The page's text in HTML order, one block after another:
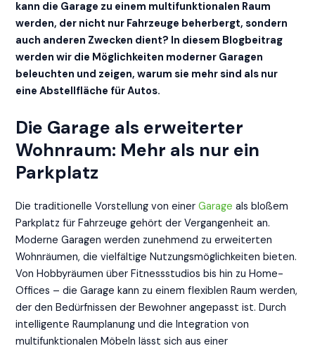
kann die Garage zu einem multifunktionalen Raum
werden, der nicht nur Fahrzeuge beherbergt, sondern
auch anderen Zwecken dient? In diesem Blogbeitrag
werden wir die Möglichkeiten moderner Garagen
beleuchten und zeigen, warum sie mehr sind als nur
eine Abstellfläche für Autos.
Die Garage als erweiterter
Wohnraum: Mehr als nur ein
Parkplatz
Die traditionelle Vorstellung von einerGarage als bloßem
Parkplatz für Fahrzeuge gehört der Vergangenheit an.
Moderne Garagen werden zunehmend zu erweiterten
Wohnräumen, die vielfältige Nutzungsmöglichkeiten bieten.
Von Hobbyräumen über Fitnessstudios bis hin zu Home-
Offices – die Garage kann zu einem flexiblen Raum werden,
der den Bedürfnissen der Bewohner angepasst ist. Durch
intelligente Raumplanung und die Integration von
multifunktionalen Möbeln lässt sich aus einer